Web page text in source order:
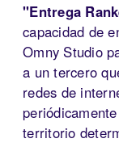
"Entrega
capacidad de
Omny Studio
a un tercero
redes de
territorio